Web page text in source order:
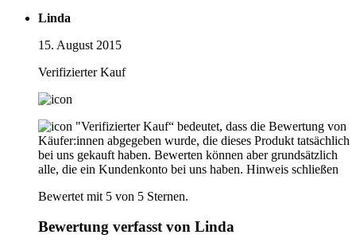
Linda
15. August 2015
Verifizierter Kauf
"Verifizierter Kauf“ bedeutet, dass die Bewertung von
Käufer:innen abgegeben wurde, die dieses Produkt tatsächlich
bei uns gekauft haben. Bewerten können aber grundsätzlich
alle, die ein Kundenkonto bei uns haben. Hinweis schließen
Bewertet mit 5 von 5 Sternen.
Bewertung verfasst von Linda